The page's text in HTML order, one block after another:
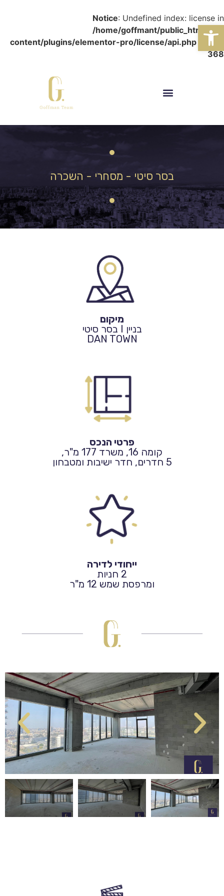
פתח סרגל נגישות
Notice: Undefined index: license in
/home/goffmant/public_html/wp-
content/plugins/elementor-pro/license/api.php on line
368
בסר סיטי - מסחרי - השכרה
מיקום
בניין I בסר סיטי
DAN TOWN
פרטי הנכס
קומה 16, משרד 177 מ"ר,
5 חדרים, חדר ישיבות ומטבחון
ייחודי לדירה
2 חניות
ומרפסת שמש 12 מ"ר